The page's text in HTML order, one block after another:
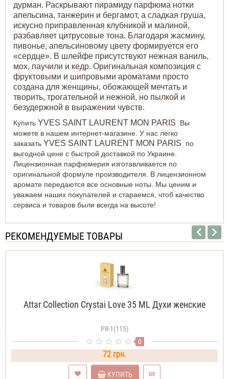
дурман. Раскрывают пирамиду парфюма нотки
апельсина, танжерин и бергамот, а сладкая груша,
искусно приправленная клубникой и малиной,
разбавляет цитрусовые тона. Благодаря жасмину,
пивонье, апельсиновому цвету формируется его
«сердце». В шлейфе присутствуют нежная ваниль,
мох, паучили и кедр. Оригинальная композиция с
фруктовыми и шипровыми ароматами просто
создана для женщины, обожающей мечтать и
творить, трогательной и нежной, но пылкой и
безудержной в выражении чувств.
Купить YVES SAINT LAURENT MON PARIS
Вы
можете в нашем интернет-магазине. У нас легко
заказать YVES SAINT LAURENT MON PARIS
по
выгодной цене с быстрой доставкой по Украине.
Лицензионная парфюмерия изготавливается по
оригинальной формуле производителя. В лицензионном
аромате передаются все основные ноты. Мы ценим и
уважаем наших покупателей и стараемся, чтоб качество
сервиса и товаров были всегда на высоте!
РЕКОМЕНДУЕМЫЕ ТОВАРЫ
Attar Collection Crystai Love 35 ML Духи женские
PR-1(115)
0
72 грн.
КУПИТЬ